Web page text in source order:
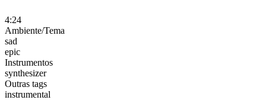
4:24
Ambiente/Tema
sad
epic
Instrumentos
synthesizer
Outras tags
instrumental